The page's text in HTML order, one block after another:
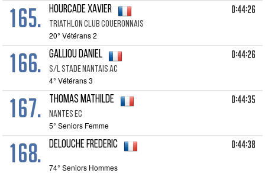
165. HOURCADE Xavier
Triathlon Club Coueronnais
0:44:26
20° Vétérans 2
166. GALLIOU Daniel
S/l Stade Nantais Ac
0:44:26
4° Vétérans 3
167. THOMAS Mathilde
Nantes Ec
0:44:35
5° Seniors Femme
168. DELOUCHE Frederic 0:44:38
74° Seniors Hommes